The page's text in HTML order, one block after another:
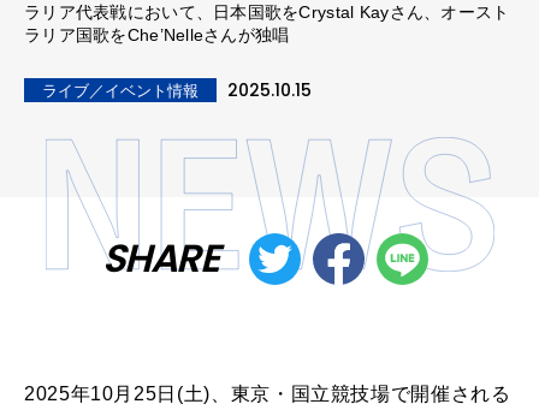
ラリア代表戦において、日本国歌をCrystal Kayさん、オースト
ラリア国歌をChe’Nelleさんが独唱
ライブ／イベント情報 2025.10.15
SHARE
2025年10月25日(土)、東京・国立競技場で開催される